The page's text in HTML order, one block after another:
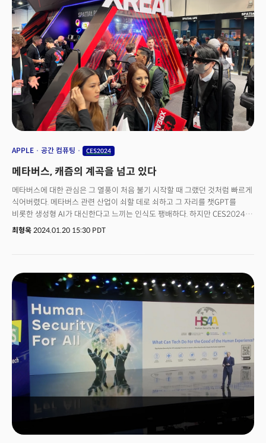
개발하는 과정도 매우 흥미진진하다”며 “우리는 (AI 시대를) 이제 막 시작했다.
곧 더 많은 것들이 출시될 예정”이라고 했다. 저커버그 CEO의 발언은 가장
강력한 AI 모델, 이른바 AGI를 향한 빅테크들의 경쟁이 본격적으로
시작됐다는 신호다. 2022년 11월 30일 챗GPT의 출시로 촉발된 생성형 AI
혁명이 앞으로 계속 이어질 ‘메가 트렌드’라는 상징이기도 하다.
APPLE 공간 컴퓨팅 CES2024
메타버스, 캐즘의 계곡을 넘고 있다
메타버스에 대한 관심은 그 열풍이 처음 불기 시작할 때 그랬던 것처럼 빠르게
식어버렸다. 메타버스 관련 산업이 쇠할 데로 쇠하고 그 자리를 챗GPT를
비롯한 생성형 AI가 대신한다고 느끼는 인식도 팽배하다. 하지만 CES2024
현장에서 보이는 시그널은 달랐다. 관심이 한창 최고조에 있던 때와 비교해
기다리고 있는 것이다. 사실 메타버스 시장은 아직 본격적으로 개화한 적이
없다. 코로나19로 인해 비대면 원격 상호작용에 대해 관심이 갑작스럽게
폭증하면서 덜 무르익은 디지털 가상 세계에 쏠렸고, 그것이 메타버스의
미래로 비친 적은 있었다. 팬데믹 종식 후 모든 것들이 정상화되면서 그 관심과
니즈가 사라졌을 뿐, 여전히 세상은 메타버스 시장의 개화를 기다리고 있다.
이번 CES2024에서는 메타버스 시장이 언제, 어떻게, 어디에서 열리게 될지
엿볼 수 있는 시그널을 곳곳에서 발견할 수 있엇다.
최형욱 2024.01.20 15:30 PDT